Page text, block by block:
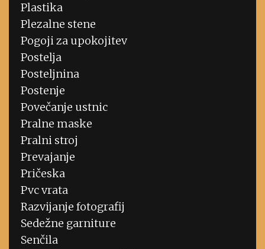
Plastika
Plezalne stene
Pogoji za upokojitev
Postelja
Posteljnina
Postenje
Povečanje ustnic
Pralne maske
Pralni stroj
Prevajanje
Pričeska
Pvc vrata
Razvijanje fotografij
Sedežne garniture
Senčila